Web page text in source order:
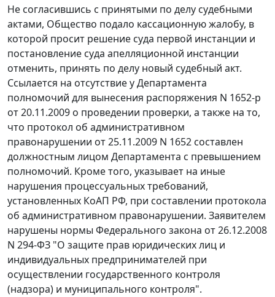
Не согласившись с принятыми по делу судебными
актами, Общество подало кассационную жалобу, в
которой просит решение суда первой инстанции и
постановление суда апелляционной инстанции
отменить, принять по делу новый судебный акт.
Ссылается на отсутствие у Департамента
полномочий для вынесения распоряжения N 1652-р
от 20.11.2009 о проведении проверки, а также на то,
что протокол об административном
правонарушении от 25.11.2009 N 1652 составлен
должностным лицом Департамента с превышением
полномочий. Кроме того, указывает на иные
нарушения процессуальных требований,
установленных КоАП РФ, при составлении протокола
об административном правонарушении. Заявителем
нарушены нормы Федерального закона от 26.12.2008
N 294-ФЗ "О защите прав юридических лиц и
индивидуальных предпринимателей при
осуществлении государственного контроля
(надзора) и муниципального контроля".